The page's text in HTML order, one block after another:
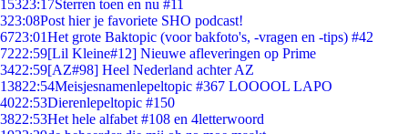
15323:17Sterren toen en nu #11
323:08Post hier je favoriete SHO podcast!
6723:01Het grote Baktopic (voor bakfoto's, -vragen en -tips) #42
7222:59[Lil Kleine#12] Nieuwe afleveringen op Prime
3422:59[AZ#98] Heel Nederland achter AZ
13822:54Meisjesnamenlepeltopic #367 LOOOOL LAPO
4022:53Dierenlepeltopic #150
3822:53Het hele alfabet #108 en 4letterwoord